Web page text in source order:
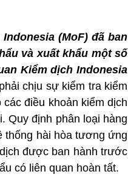
(MoF) đã ban
và xuất khẩu một số
Kiểm dịch Indonesia
chịu sự kiểm tra kiểm
điều khoản kiểm dịch
Quy định phân loại hàng
thống hài hòa tương ứng
được ban hành trước
có liên quan hoàn tất.